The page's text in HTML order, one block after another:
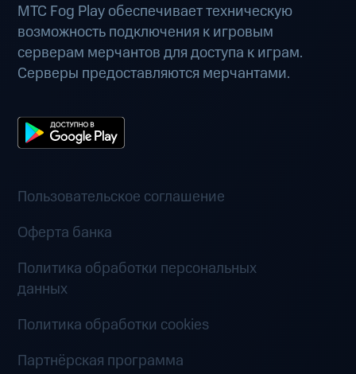
МТС Fog Play обеспечивает техническую
возможность подключения к игровым
серверам мерчантов для доступа к играм.
Серверы предоставляются мерчантами.
Пользовательское соглашение
Оферта банка
Политика обработки персональных
данных
Политика обработки cookies
Партнёрская программа